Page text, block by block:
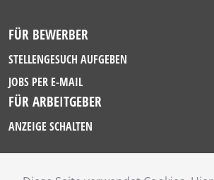
FÜR BEWERBER
STELLENGESUCH AUFGEBEN
JOBS PER E-MAIL
FÜR ARBEITGEBER
ANZEIGE SCHALTEN